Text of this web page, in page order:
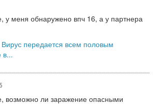
у меня обнаружено впч 16, а у партнера
передается всем половым
в...
возможно ли заражение опасными